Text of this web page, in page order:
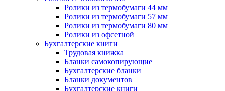
Ролики из термобумаги 44 мм
Ролики из термобумаги 57 мм
Ролики из термобумаги 80 мм
Ролики из офсетной
Бухгалтерские книги
Трудовая книжка
Бланки самокопирующие
Бухгалтерские бланки
Бланки документов
Бухгалтерские книги